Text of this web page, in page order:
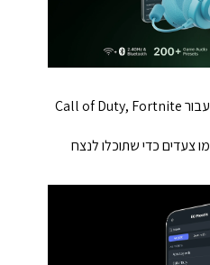
הגדרות קול מותאמות אישית עבור Call of Duty, Fortnite
צעדים כדי שתוכלו לנצח